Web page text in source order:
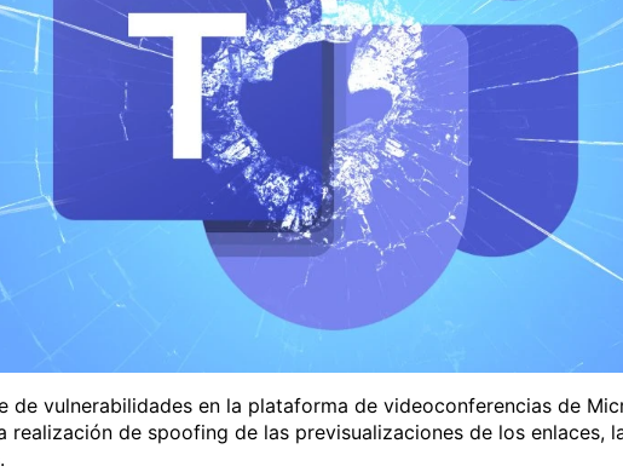
de vulnerabilidades en la plataforma de videoconferencias de
realización de spoofing de las previsualizaciones de los enlaces,